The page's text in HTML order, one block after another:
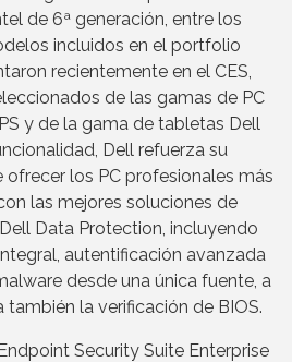
de 6ª generación, entre los
incluidos en el portfolio
recientemente en el CES,
de las gamas de PC
y de la gama de tabletas Dell
Dell refuerza su
ofrecer los PC profesionales más
las mejores soluciones de
Data Protection, incluyendo
autentificación avanzada
desde una única fuente, a
también la verificación de BIOS.
Security Suite Enterprise